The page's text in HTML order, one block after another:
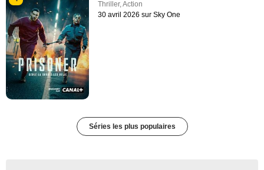
Thriller,Action
30 avril 2026 sur Sky One
Séries les plus populaires